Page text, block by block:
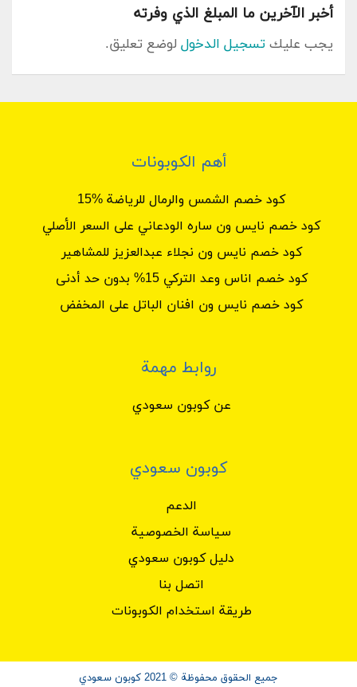
أخبر الآخرين ما المبلغ الذي وفرته
يجب عليك تسجيل الدخول لوضع تعليق.
أهم الكوبونات
كود خصم الشمس والرمال للرياضة %15
كود خصم نايس ون ساره الودعاني على السعر الأصلي
كود خصم نايس ون نجلاء عبدالعزيز للمشاهير
كود خصم اناس وعد التركي 15% بدون حد أدنى
كود خصم نايس ون افنان الباتل على المخفض
روابط مهمة
عن كوبون سعودي
كوبون سعودي
الدعم
سياسة الخصوصية
دليل كوبون سعودي
اتصل بنا
طريقة استخدام الكوبونات
جميع الحقوق محفوظة © 2021 كوبون سعودي